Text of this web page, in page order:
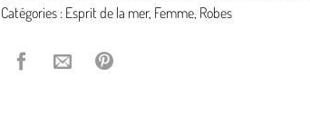
Catégories : Esprit de la mer, Femme, Robes